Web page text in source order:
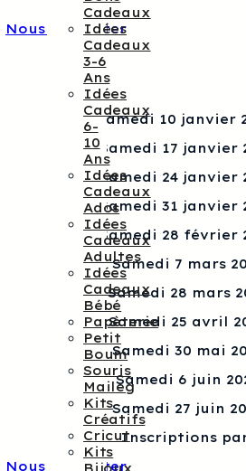
Cadeaux
Idées
Cadeaux
3-6
Ans
Idées
Cadeaux
6-
10
Ans
Idées
Cadeaux
Ados
Idées
Cadeaux
Adultes
Idées
Cadeaux
Bébé
Papèterie
Petit
Boum
Souris
Maileg
Kits
Créatifs
Cricut
Kits
Nous contacter
Samedi 10 janvier
Samedi 17 janvier
Samedi 24 janvier
Samedi 31 janvier
Samedi 28 février
Samedi 7 mars
Samedi 28 mars
Samedi 25 avril
Samedi 30 mai
Samedi 6 juin
Samedi 27 juin
Inscriptions
Nous contacter